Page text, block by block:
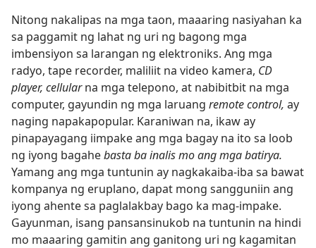
Nitong nakalipas na mga taon, maaaring nasiyahan ka
sa paggamit ng lahat ng uri ng bagong mga
imbensiyon sa larangan ng elektroniks. Ang mga
radyo, tape recorder, maliliit na video kamera, CD
player, cellularna mga telepono, at nabibitbit na mga
computer, gayundin ng mga laruang remote control, ay
naging napakapopular. Karaniwan na, ikaw ay
pinapayagang iimpake ang mga bagay na ito sa loob
ng iyong bagahebasta ba inalis mo ang mga batirya.
Yamang ang mga tuntunin ay nagkakaiba-iba sa bawat
kompanya ng eruplano, dapat mong sangguniin ang
iyong ahente sa paglalakbay bago ka mag-impake.
Gayunman, isang pansansinukob na tuntunin na hindi
mo maaaring gamitin ang ganitong uri ng kagamitan